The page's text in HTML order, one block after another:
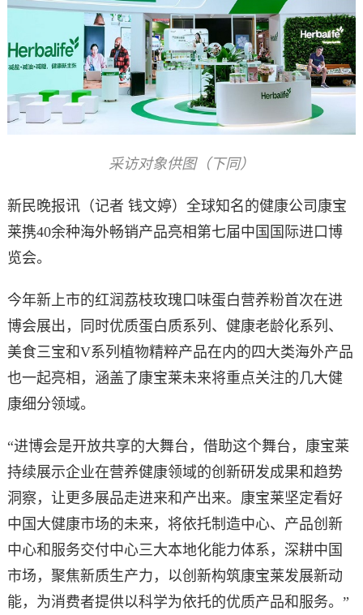
采访对象供图（下同）
新民晚报讯（记者 钱文婷）全球知名的健康公司康宝
莱携40余种海外畅销产品亮相第七届中国国际进口博
览会。
今年新上市的红润荔枝玫瑰口味蛋白营养粉首次在进
博会展出，同时优质蛋白质系列、健康老龄化系列、
美食三宝和V系列植物精粹产品在内的四大类海外产品
也一起亮相，涵盖了康宝莱未来将重点关注的几大健
康细分领域。
“进博会是开放共享的大舞台，借助这个舞台，康宝莱
持续展示企业在营养健康领域的创新研发成果和趋势
洞察，让更多展品走进来和产出来。康宝莱坚定看好
中国大健康市场的未来，将依托制造中心、产品创新
中心和服务交付中心三大本地化能力体系，深耕中国
市场，聚焦新质生产力，以创新构筑康宝莱发展新动
能，为消费者提供以科学为依托的优质产品和服务。”